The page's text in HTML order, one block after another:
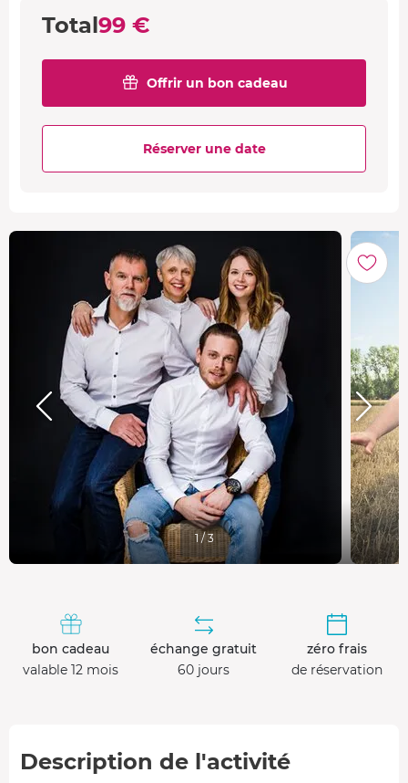
Total99 €
Offrir un bon cadeau
Réserver une date
1 / 3
bon cadeau
valable 12 mois
échange gratuit
60 jours
zéro frais
de réservation
Description de l'activité